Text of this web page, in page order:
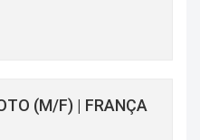
(M/F) | FRANÇA